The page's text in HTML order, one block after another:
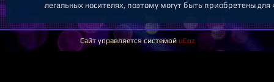
легальных носителях, поэтому могут быть приобретены для
Сайт управляется системой uCoz